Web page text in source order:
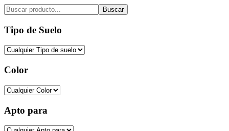
Buscar
Tipo de Suelo
Color
Apto para